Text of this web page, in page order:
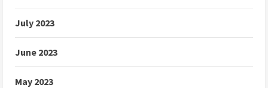
July 2023
June 2023
May 2023